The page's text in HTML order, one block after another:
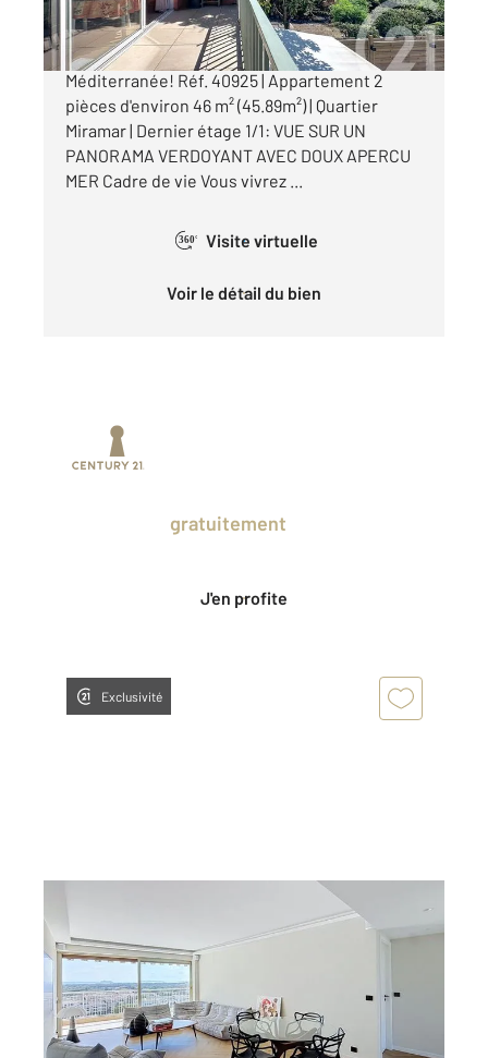
Théoule-sur-Mer Votre Havre de Paix Face à la
Méditerranée! Réf. 40925 | Appartement 2
pièces d'environ 46 m² (45.89m²) | Quartier
Miramar | Dernier étage 1/1: VUE SUR UN
PANORAMA VERDOYANT AVEC DOUX APERCU
MER Cadre de vie Vous vivrez ...
360° Visite virtuelle
Voir le détail du bien
gratuitement
J'en profite
Exclusivité
99,62 m
Ref : 40828
Appartement F4 à vendre
899 000 €